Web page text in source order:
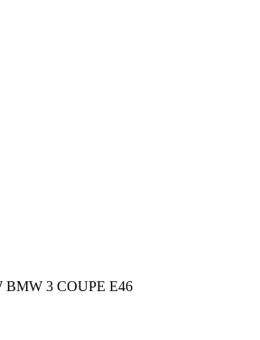
3 COUPE E46